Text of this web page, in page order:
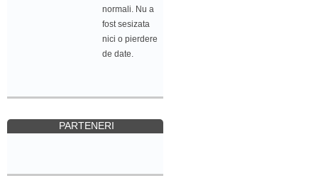
normali. Nu a
fost sesizata
nici o pierdere
de date.
PARTENERI